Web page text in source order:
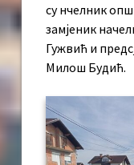
су нчелник
замјеник
Гужвић и
Милош Будић.